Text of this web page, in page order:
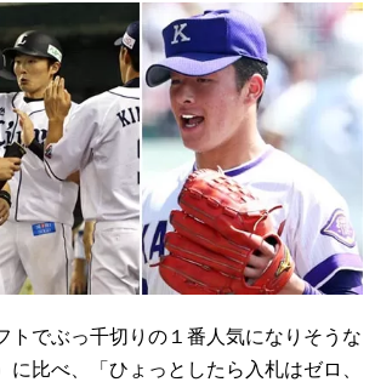
でぶっ千切りの１番人気になりそうな
に比べ、「ひょっとしたら入札はゼロ、